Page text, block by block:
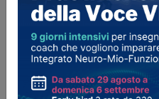
02 Ottobre 2022
Cambio di
di registro:
distinzione